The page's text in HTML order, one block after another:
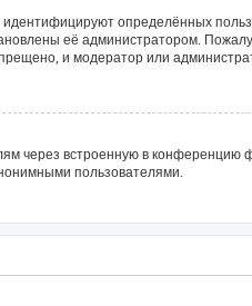
определённых
её администратором.
и модератор или
через встроенную в
пользователями.